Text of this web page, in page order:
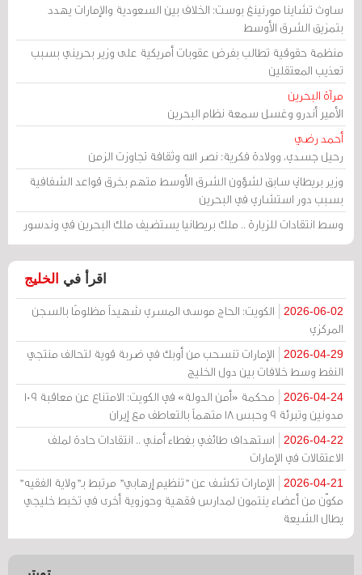
ساوث تشاينا مورنينغ بوست: الخلاف بين السعودية والإمارات يهدد
بتمزيق الشرق الأوسط
منظمة حقوقية تطالب بفرض عقوبات أمريكية على وزير بحريني بسبب
تعذيب المعتقلين
مرآة البحرين
الأمير أندرو وغسل سمعة نظام البحرين
أحمد رضي
رحيل جسدي، وولادة فكرية: نصر الله وثقافة تجاوزت الزمن
وزير بريطاني سابق لشؤون الشرق الأوسط متهم بخرق قواعد الشفافية
بسبب دور استشاري في البحرين
وسط انتقادات للزيارة .. ملك بريطانيا يستضيف ملك البحرين في وندسور
اقرأ في الخليج
2026-06-02
الكويت: الحاج موسى المسري شهيداً مظلومًا بالسجن
المركزي
2026-04-29
الإمارات تنسحب من أوبك في ضربة قوية لتحالف منتجي
النفط وسط خلافات بين دول الخليج
2026-04-24
محكمة «أمن الدولة» في الكويت: الامتناع عن معاقبة 109
مدونين وتبرئة 9 وحبس 18 متهماً بالتعاطف مع إيران
2026-04-22
استهداف طائفي بغطاء أمني .. انتقادات حادة لملف
الاعتقالات في الإمارات
2026-04-21
الإمارات تكشف عن "تنظيم إرهابي" مرتبط بـ"ولاية الفقيه"
مكوّن من أعضاء ينتمون لمدارس فقهية وحوزوية أخرى في تخبط خليجي
يطال الشيعة